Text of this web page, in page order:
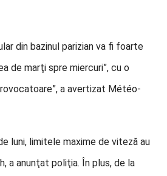
din bazinul parizian va fi foarte
de marţi spre miercuri”, cu o
a avertizat Météo-
luni, limitele maxime de viteză au
a anunţat poliţia. În plus, de la